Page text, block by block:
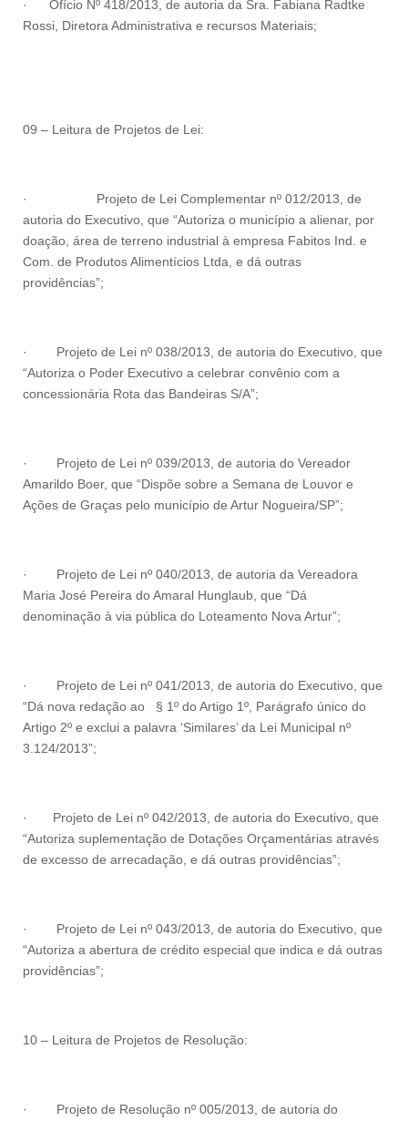
· Ofício Nº 418/2013, de autoria da Sra. Fabiana Radtke
Rossi, Diretora Administrativa e recursos Materiais;
09 – Leitura de Projetos de Lei:
· Projeto de Lei Complementar nº 012/2013, de
autoria do Executivo, que “Autoriza o município a alienar, por
doação, área de terreno industrial à empresa Fabitos Ind. e
Com. de Produtos Alimentícios Ltda, e dá outras
providências”;
· Projeto de Lei nº 038/2013, de autoria do Executivo, que
“Autoriza o Poder Executivo a celebrar convênio com a
concessionária Rota das Bandeiras S/A”;
· Projeto de Lei nº 039/2013, de autoria do Vereador
Amarildo Boer, que “Dispõe sobre a Semana de Louvor e
Ações de Graças pelo município de Artur Nogueira/SP”;
· Projeto de Lei nº 040/2013, de autoria da Vereadora
Maria José Pereira do Amaral Hunglaub, que “Dá
denominação à via pública do Loteamento Nova Artur”;
· Projeto de Lei nº 041/2013, de autoria do Executivo, que
“Dá nova redação ao § 1º do Artigo 1º, Parágrafo único do
Artigo 2º e exclui a palavra ‘Similares’ da Lei Municipal nº
3.124/2013”;
· Projeto de Lei nº 042/2013, de autoria do Executivo, que
“Autoriza suplementação de Dotações Orçamentárias através
de excesso de arrecadação, e dá outras providências”;
· Projeto de Lei nº 043/2013, de autoria do Executivo, que
“Autoriza a abertura de crédito especial que indica e dá outras
providências”;
10 – Leitura de Projetos de Resolução:
· Projeto de Resolução nº 005/2013, de autoria do